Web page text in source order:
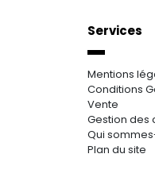
Services
Mentions
Conditions
Vente
Gestion des
Qui
Plan du site